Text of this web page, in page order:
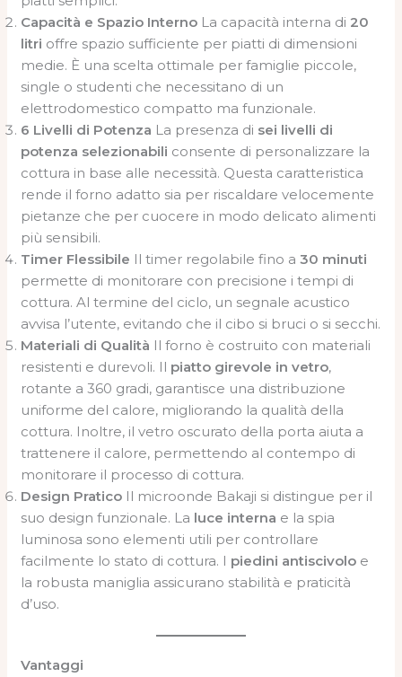
Capacità e Spazio Interno La capacità interna di 20
litri offre spazio sufficiente per piatti di dimensioni
medie. È una scelta ottimale per famiglie piccole,
single o studenti che necessitano di un
elettrodomestico compatto ma funzionale.
6 Livelli di Potenza La presenza di sei livelli di
potenza selezionabili consente di personalizzare la
cottura in base alle necessità. Questa caratteristica
rende il forno adatto sia per riscaldare velocemente
pietanze che per cuocere in modo delicato alimenti
più sensibili.
Timer Flessibile Il timer regolabile fino a30 minuti
permette di monitorare con precisione i tempi di
cottura. Al termine del ciclo, un segnale acustico
avvisa l’utente, evitando che il cibo si bruci o si secchi.
Materiali di Qualità Il forno è costruito con materiali
resistenti e durevoli. Il piatto girevole in vetro,
rotante a 360 gradi, garantisce una distribuzione
uniforme del calore, migliorando la qualità della
cottura. Inoltre, il vetro oscurato della porta aiuta a
trattenere il calore, permettendo al contempo di
monitorare il processo di cottura.
Design Pratico Il microonde Bakaji si distingue per il
suo design funzionale. La luce interna e la spia
luminosa sono elementi utili per controllare
facilmente lo stato di cottura. I piedini antiscivolo e
la robusta maniglia assicurano stabilità e praticità
d’uso.
Vantaggi